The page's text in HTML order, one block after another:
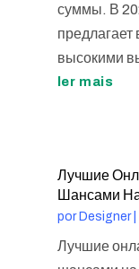
суммы. В
высокими
ler mais
Лучшие
Шансами
por Designer|
Лучшие